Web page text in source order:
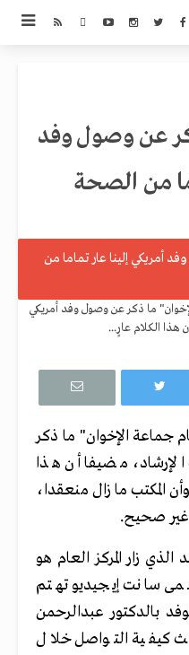
عن وصول وفد
من الصحة
ما ذكر عن وصول وفد أمريكي
هذا الكلام عارٍ...
الإخوان" ما ذكر
مضيفا أن هذا
المكتب ما زال منعقدا،
غير صحيح.
زار المركز العام هو
سانت إيجيديو تهتم
بالدكتور عبدالرحمن
كيفية التواصل خلال